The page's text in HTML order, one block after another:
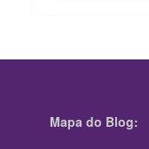
Mapa do Blog: